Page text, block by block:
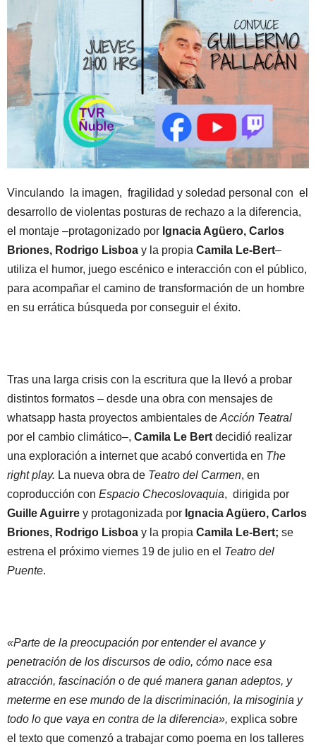
Vinculando la imagen, fragilidad y soledad personal con el
desarrollo de violentas posturas de rechazo a la diferencia,
el montaje –protagonizado por Ignacia Agüero, Carlos
Briones, Rodrigo Lisboa y la propia Camila Le-Bert–
utiliza el humor, juego escénico e interacción con el público,
para acompañar el camino de transformación de un hombre
en su errática búsqueda por conseguir el éxito.
Tras una larga crisis con la escritura que la llevó a probar
distintos formatos – desde una obra con mensajes de
whatsapp hasta proyectos ambientales de Acción Teatral
por el cambio climático–, Camila Le Bert decidió realizar
una exploración a internet que acabó convertida en The
right play. La nueva obra de Teatro del Carmen, en
coproducción con Espacio Checoslovaquia, dirigida por
Guille Aguirre y protagonizada por Ignacia Agüero, Carlos
Briones, Rodrigo Lisboa y la propia Camila Le-Bert; se
estrena el próximo viernes 19 de julio en el Teatro del
Puente.
«Parte de la preocupación por entender el avance y
penetración de los discursos de odio, cómo nace esa
atracción, fascinación o de qué manera ganan adeptos, y
meterme en ese mundo de la discriminación, la misoginia y
todo lo que vaya en contra de la diferencia», explica sobre
el texto que comenzó a trabajar como poema en los talleres